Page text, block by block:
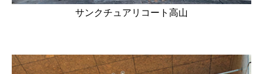
サンクチュアリコート高山